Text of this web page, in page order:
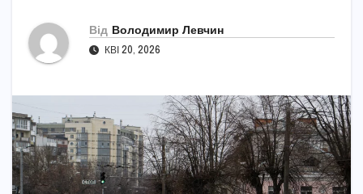
Від Володимир Левчин
КВІ 20, 2026